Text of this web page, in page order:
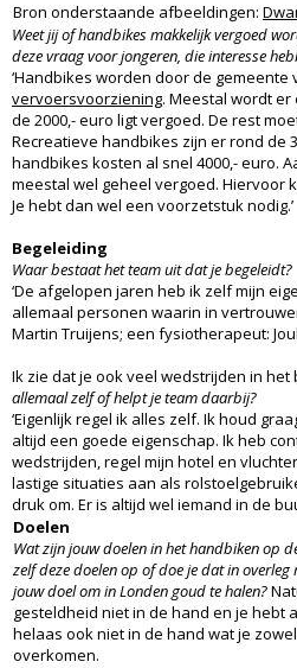
Bron onderstaande afbeeldingen:
Weet jij of handbikes makkelijk vergoed
deze vraag voor jongeren, die interesse
‘Handbikes worden door de gemeente
vervoersvoorziening. Meestal wordt
de 2000,- euro ligt vergoed. De rest
Recreatieve handbikes zijn er rond de
handbikes kosten al snel 4000,- euro.
meestal wel geheel vergoed. Hiervoor
Je hebt dan wel een voorzetstuk nodig.’
Begeleiding
Waar bestaat het team uit dat je begeleidt?
‘De afgelopen jaren heb ik zelf mijn
allemaal personen waarin in
Martin Truijens; een fysiotherapeut:
Ik zie dat je ook veel wedstrijden in het
allemaal zelf of helpt je team daarbij?
‘Eigenlijk regel ik alles zelf. Ik houd
altijd een goede eigenschap. Ik heb
wedstrijden, regel mijn hotel en
lastige situaties aan als
druk om. Er is altijd wel iemand in de
Doelen
Wat zijn jouw doelen in het handbiken op
zelf deze doelen op of doe je dat in
jouw doel om in Londen goud te halen?
gesteldheid niet in de hand en je hebt
helaas ook niet in de hand wat je zowel
overkomen.